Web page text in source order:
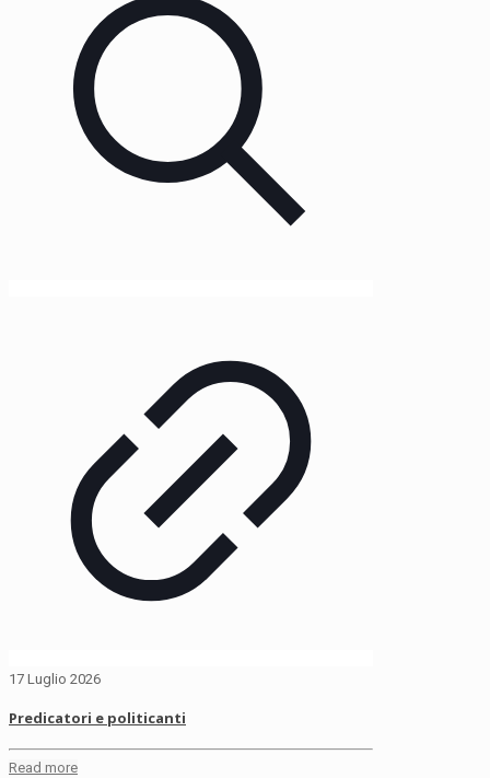
17 Luglio 2026
Predicatori e politicanti
Read more